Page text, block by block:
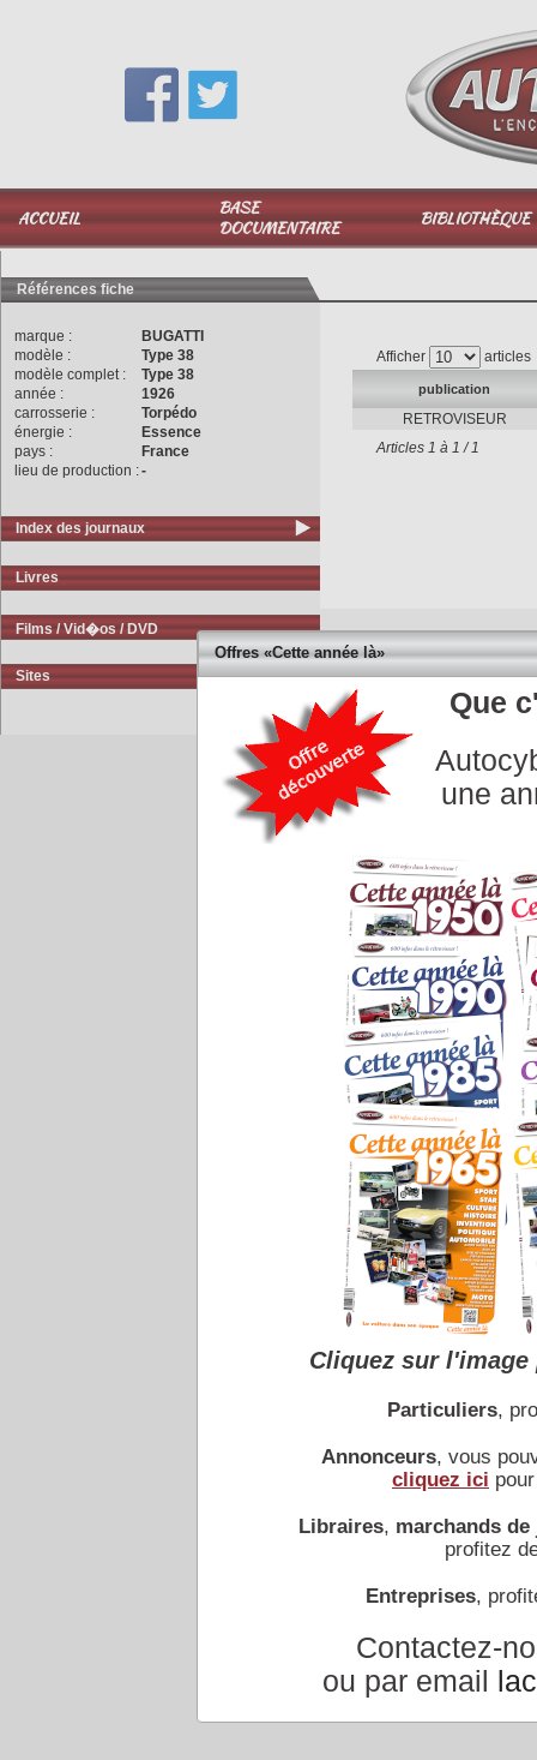
ACCUEIL
BASE
DOCUMENTAIRE
BIBLIOTHÈQUE
06 51 040 025
Références fiche
marque :
BUGATTI
modèle :
Type 38
modèle complet :
Type 38
année :
1926
carrosserie :
Torpédo
énergie :
Essence
pays :
France
lieu de production :-
Index des journaux
Livres
Films / Vid�os / DVD
Sites
Afficher articles
publication
RETROVISEUR
Articles 1 à 1 / 1
| Conseiller à un
Offres «Cette année là»
Que
une
Cliquez sur
Particuliers,
Annonceurs, vous
cliquez ici
Libraires, marchands de
profitez
Entreprises,
Contactez-
ou par email